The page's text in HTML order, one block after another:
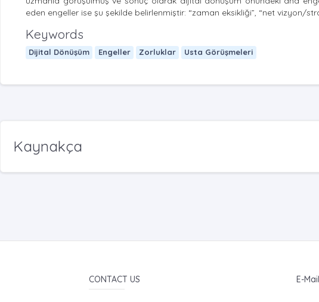
eden engeller ise şu şekilde belirlenmiştir: “zaman eksikliği”, “net vizyon/
Keywords
Dijital Dönüşüm Engeller Zorluklar Usta Görüşmeleri
Kaynakça
CONTACT US E-